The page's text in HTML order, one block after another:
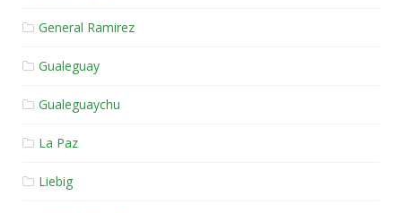
General Ramirez
Gualeguay
Gualeguaychu
La Paz
Liebig